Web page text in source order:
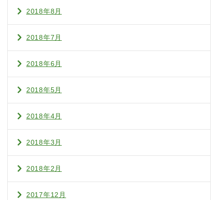
2018年8月
2018年7月
2018年6月
2018年5月
2018年4月
2018年3月
2018年2月
2017年12月